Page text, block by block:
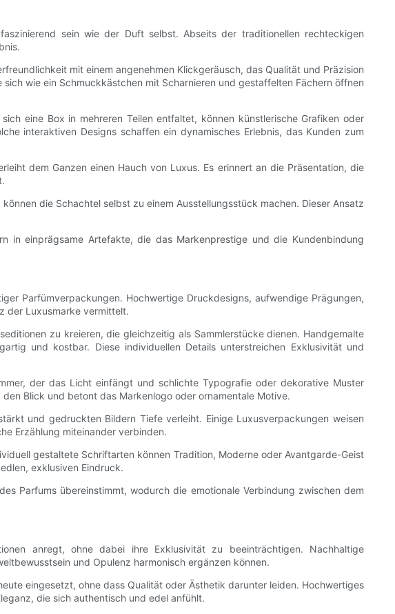
sein wie der Duft selbst. Abseits der traditionellen rechteckigen
mit einem angenehmen Klickgeräusch, das Qualität und Präzision
wie ein Schmuckkästchen mit Scharnieren und gestaffelten Fächern öffnen
eine Box in mehreren Teilen entfaltet, können künstlerische Grafiken oder
interaktiven Designs schaffen ein dynamisches Erlebnis, das Kunden zum
dem Ganzen einen Hauch von Luxus. Es erinnert an die Präsentation, die
die Schachtel selbst zu einem Ausstellungsstück machen. Dieser Ansatz
in einprägsame Artefakte, die das Markenprestige und die Kundenbindung
Parfümverpackungen. Hochwertige Druckdesigns, aufwendige Prägungen,
der Luxusmarke vermittelt.
zu kreieren, die gleichzeitig als Sammlerstücke dienen. Handgemalte
und kostbar. Diese individuellen Details unterstreichen Exklusivität und
der das Licht einfängt und schlichte Typografie oder dekorative Muster
Blick und betont das Markenlogo oder ornamentale Motive.
und gedruckten Bildern Tiefe verleiht. Einige Luxusverpackungen weisen
Erzählung miteinander verbinden.
gestaltete Schriftarten können Tradition, Moderne oder Avantgarde-Geist
exklusiven Eindruck.
Parfums übereinstimmt, wodurch die emotionale Verbindung zwischen dem
anregt, ohne dabei ihre Exklusivität zu beeinträchtigen. Nachhaltige
und Opulenz harmonisch ergänzen können.
eingesetzt, ohne dass Qualität oder Ästhetik darunter leiden. Hochwertiges
die sich authentisch und edel anfühlt.